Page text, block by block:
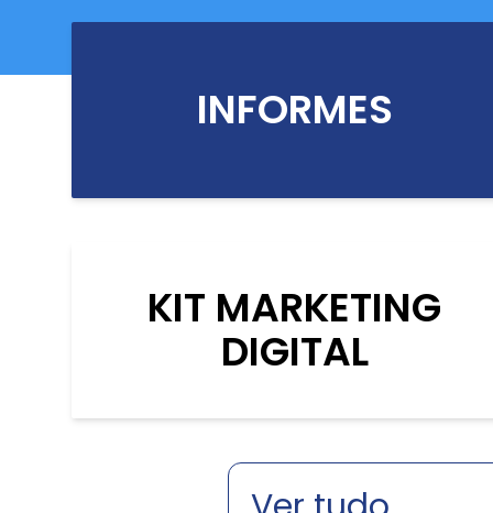
INFORMES
KIT MARKETING
DIGITAL